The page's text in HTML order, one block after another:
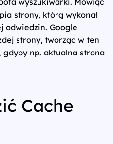
strony, którą wykonał
odwiedzin. Google
strony, tworząc w ten
gdyby np. aktualna strona
Cache